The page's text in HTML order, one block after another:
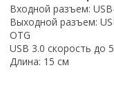
Входной разъем: USB
Выходной разъем:
OTG
USB 3.0 скорость до
Длина: 15 см